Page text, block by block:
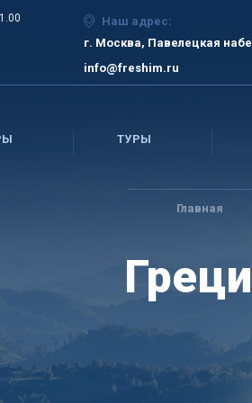
Наш адрес:
г. Москва, Павелецкая
info@freshim.ru
ТУРЫ
Главная